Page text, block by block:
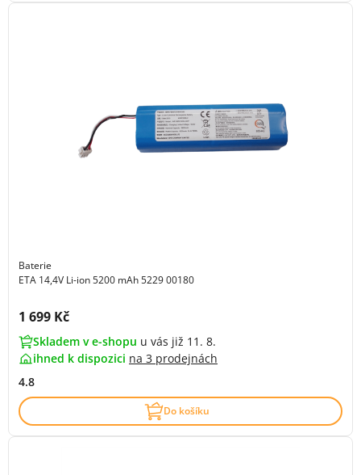
Baterie
ETA 14,4V Li-ion 5200 mAh 5229 00180
Cena s DPH:
1 699 Kč
Skladem v e-shopu u vás již 11. 8.
ihned k dispozici na 3 prodejnách
4.8
Do košíku